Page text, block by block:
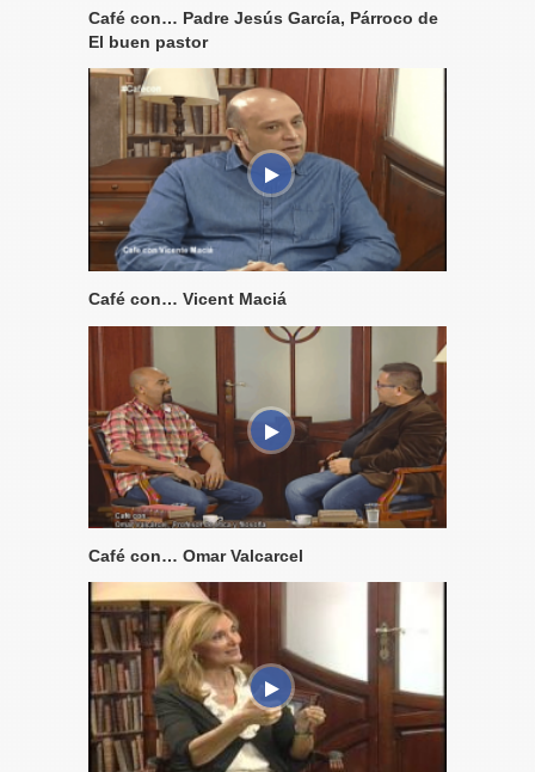
Café con… Padre Jesús García, Párroco de
El buen pastor
Café con… Vicent Maciá
Café con… Omar Valcarcel